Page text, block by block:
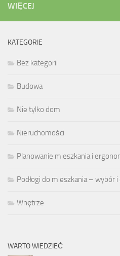
WIĘCEJ
KATEGORIE
Bez kategorii
Budowa
Nie tylko dom
Nieruchomości
Planowanie mieszkania i
Podłogi do mieszkania – wybór
Wnętrze
WARTO WIEDZIEĆ